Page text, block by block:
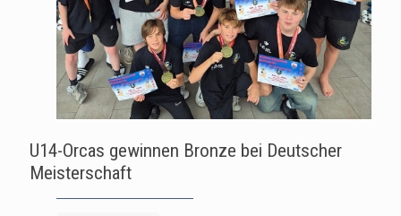
U14-Orcas gewinnen Bronze bei Deutscher
Meisterschaft